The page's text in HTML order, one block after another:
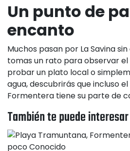
Un punto de
encanto
Muchos pasan por La Savina
tomas un rato para observar
probar un plato local o
agua, descubrirás que incluso
Formentera tiene su parte de
También te puede interesar